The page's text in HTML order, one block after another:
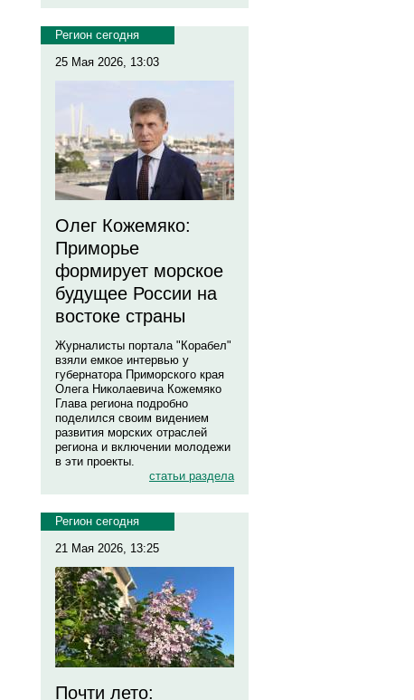
Регион сегодня
25 Мая 2026, 13:03
Олег Кожемяко:
Приморье
формирует морское
будущее России на
востоке страны
Журналисты портала "Корабел"
взяли емкое интервью у
губернатора Приморского края
Олега Николаевича Кожемяко
Глава региона подробно
поделился своим видением
развития морских отраслей
региона и включении молодежи
в эти проекты.
статьи раздела
Регион сегодня
21 Мая 2026, 13:25
Почти лето: